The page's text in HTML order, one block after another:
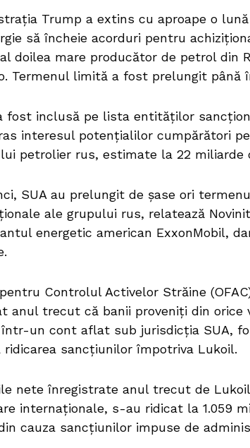
Trump a extins cu aproape o
să încheie acorduri pentru
doilea mare producător de petrol din
Termenul limită a fost prelungit până
fost inclusă pe lista entităţilor
interesul potenţialilor cumpărători
petrolier rus, estimate la 22 miliarde
SUA au prelungit de şase ori
ale grupului rus, relatează
energetic american ExxonMobil,
Controlul Activelor Străine
anul trecut că banii proveniţi din orice
un cont aflat sub jurisdicţia SUA,
ridicarea sancţiunilor împotriva Lukoil.
nete înregistrate anul trecut de
internaţionale, s-au ridicat la 1.059
cauza sancţiunilor impuse de